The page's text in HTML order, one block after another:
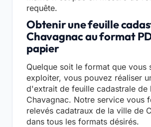
requête.
Obtenir une feuille
Chavagnac au format
papier
Quelque soit le format que vous
exploiter, vous pouvez réaliser
d'extrait de feuille cadastrale de
Chavagnac. Notre service vous
relevés cadatraux de la ville de
dans tous les formats désirés.